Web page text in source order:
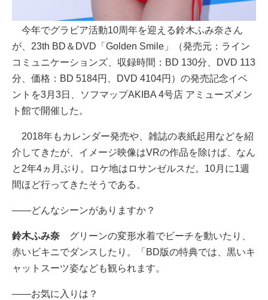
今年でグラビア活動10周年を迎える鈴木ふみ奈さん
が、23th BD＆DVD「Golden Smile」（発売元：ライン
コミュニケーションズ、収録時間：BD 130分、DVD 113
分、価格：BD 5184円、DVD 4104円）の発売記念イベ
ントを3月3日、ソフマップAKIBA 4号店 アミューズメン
ト館で開催した。
2018年もカレンダー発売や、雑誌の表紙起用などを紹
介してきたが、イメージ映像はVRの作品を除けば、なん
と2年4ヵ月ぶり。ロケ地はロサンゼルスだ。10月に1週
間ほど行ってきたそうである。
――どんなシーンがありますか？
鈴木ふみ奈 グリーンの変形水着でビーチを動いたり、
赤いビキニでダンスしたり。「BD版の特典では、黒いキ
ャットスーツ姿なども観られます。
――お気に入りは？